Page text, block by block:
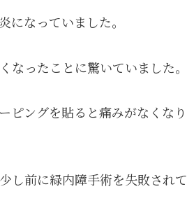
なっていました。
ったことに驚いていました。
ピングを貼ると痛みがなくなり
し前に緑内障手術を失敗されて